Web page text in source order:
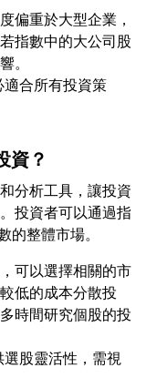
偏重於大型企業，
指數中的大公司股
。
合所有投資策
資？
分析工具，讓投資
投資者可以通過指
可以選擇相關的市
低的成本分散投
時間研究個股的投
股靈活性，需視